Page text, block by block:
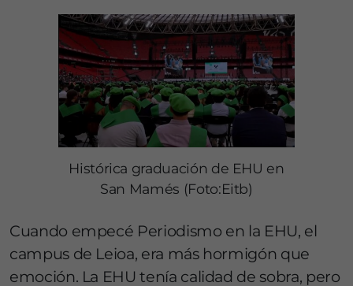
Histórica graduación de EHU en
San Mamés (Foto:Eitb)
Cuando empecé Periodismo en la EHU, el
campus de Leioa, era más hormigón que
emoción. La EHU tenía calidad de sobra, pero